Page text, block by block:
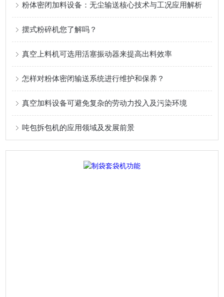
粉体密闭加料设备：无尘输送核心技术与工况应用解析
摆式粉碎机您了解吗？
真空上料机可选用活塞振动器来提高出料效率
怎样对粉体密闭输送系统进行维护和保养？
真空加料设备可避免复杂的劳动力投入及污染环境
吨包拆包机的应用领域及发展前景